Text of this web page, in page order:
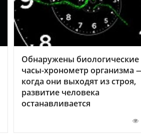
Обнаружены биологические
часы-хронометр организма
когда они выходят из строя,
развитие человека
останавливается